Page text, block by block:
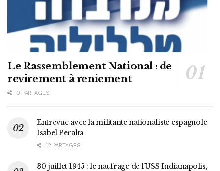
Le Rassemblement National : de
revirement à reniement
0 PARTAGES
Entrevue avec la militante nationaliste espagnole
Isabel Peralta
12 PARTAGES
30 juillet 1945 : le naufrage de l’USS Indianapolis,